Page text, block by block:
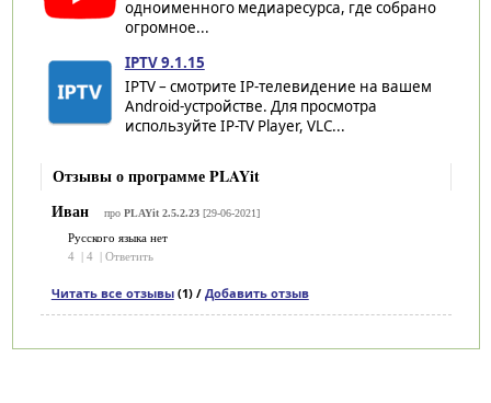
одноименного медиаресурса, где собрано
огромное...
IPTV 9.1.15
IPTV – смотрите IP-телевидение на вашем
Android-устройстве. Для просмотра
используйте IP-TV Player, VLC...
Отзывы о программе PLAYit
Иван
про PLAYit 2.5.2.23[29-06-2021]
Русского языка нет
4
4 Ответить
Читать все отзывы(1) / Добавить отзыв